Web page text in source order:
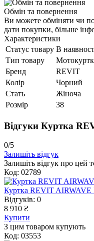
Обмін та повернення
Ви можете обміняти чи
дати покупки, більше
Характеристики
Статус товару В
Тип товару
Бренд
REVIT
Колір
Чорний
Стать
Жіноча
Розмір
38
Відгуки Куртка
0/5
Залишіть відгук
Залишіть відгук про цей
Код: 02789
Куртка REVIT
Відгуків: 0
8 910 ₴
Купити
З цим товаром купують
Код: 03553